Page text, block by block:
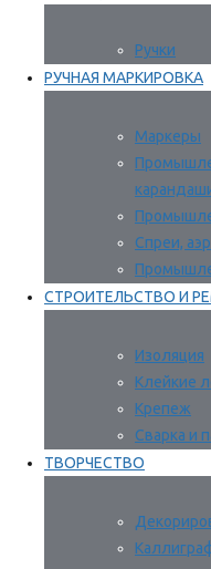
Ручки
РУЧНАЯ МАРКИРОВКА
Маркеры
Спреи,
СТРОИТЕЛЬСТВО И
Изоляция
Клейкие
Крепеж
Сварка и
ТВОРЧЕСТВО